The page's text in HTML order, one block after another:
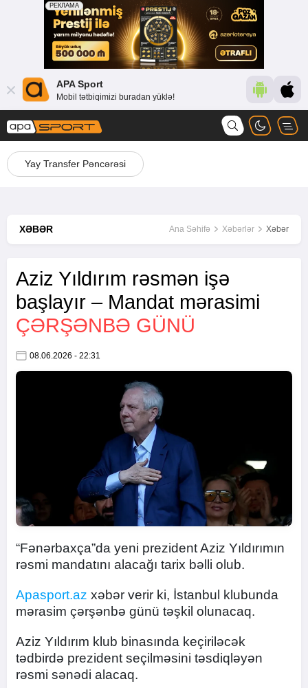
APA Sport
Mobil tətbiqimizi buradan yüklə!
Yay Transfer Pəncərəsi
XƏBƏR Ana Səhifə Xəbərlər Xəbər
Aziz Yıldırım rəsmən işə
başlayır – Mandat mərasimi
ÇƏRŞƏNBƏ GÜNÜ
08.06.2026 - 22:31
“Fənərbaxça”da yeni prezident Aziz Yıldırımın
rəsmi mandatını alacağı tarix bəlli olub.
Apasport.az xəbər verir ki, İstanbul klubunda
mərasim çərşənbə günü təşkil olunacaq.
Aziz Yıldırım klub binasında keçiriləcək
tədbirdə prezident seçilməsini təsdiqləyən
rəsmi sənədi alacaq.